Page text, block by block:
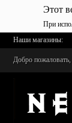
Этот
При
Наши магазины:
Добро пожаловать,